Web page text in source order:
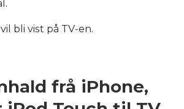
bli vist på TV-en.
frå iPhone,